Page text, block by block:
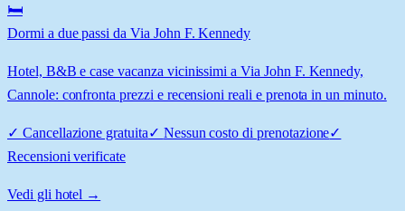
🛏️
Dormi a due passi da Via John F. Kennedy
Hotel, B&B e case vacanza vicinissimi a Via John F. Kennedy,
Cannole: confronta prezzi e recensioni reali e prenota in un minuto.
✓ Cancellazione gratuita✓ Nessun costo di prenotazione✓
Recensioni verificate
Vedi gli hotel →